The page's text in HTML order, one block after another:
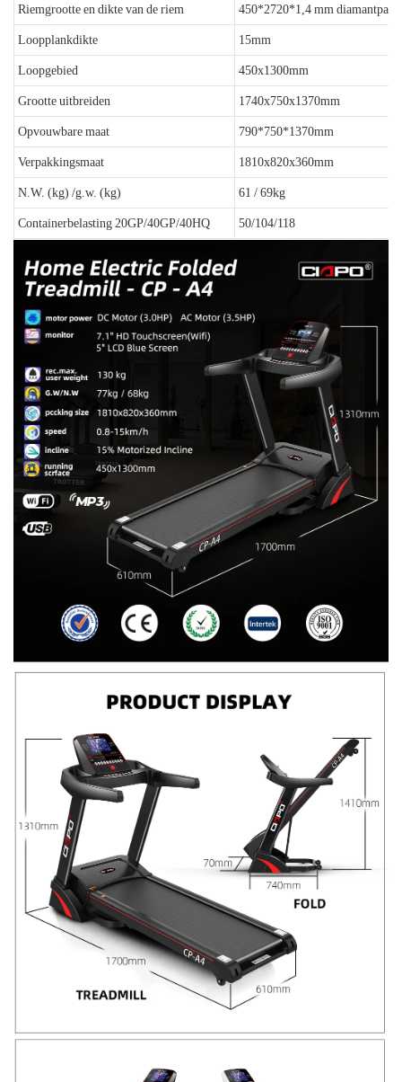
Riemgrootte en dikte van de riem 450*2720*1,4 mm
Loopplankdikte 15mm
Loopgebied 450x1300mm
Grootte uitbreiden 1740x750x1370mm
Opvouwbare maat 790*750*1370mm
Verpakkingsmaat 1810x820x360mm
N.W. (kg) /g.w. (kg) 61 / 69kg
Containerbelasting 20GP/40GP/40HQ 50/104/118